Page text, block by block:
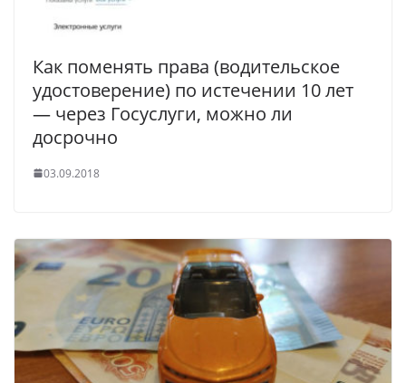
Как поменять права (водительское
удостоверение) по истечении 10 лет
— через Госуслуги, можно ли
досрочно
03.09.2018